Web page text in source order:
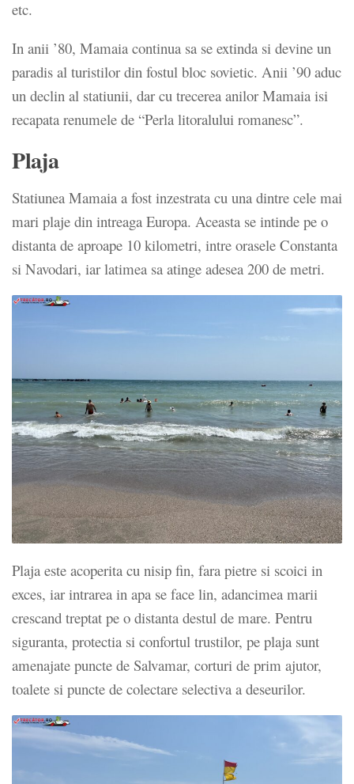
etc.
In anii ’80, Mamaia continua sa se extinda si devine un
paradis al turistilor din fostul bloc sovietic. Anii ’90 aduc
un declin al statiunii, dar cu trecerea anilor Mamaia isi
recapata renumele de “Perla litoralului romanesc”.
Plaja
Statiunea Mamaia a fost inzestrata cu una dintre cele mai
mari plaje din intreaga Europa. Aceasta se intinde pe o
distanta de aproape 10 kilometri, intre orasele Constanta
si Navodari, iar latimea sa atinge adesea 200 de metri.
Plaja este acoperita cu nisip fin, fara pietre si scoici in
exces, iar intrarea in apa se face lin, adancimea marii
crescand treptat pe o distanta destul de mare. Pentru
siguranta, protectia si confortul trustilor, pe plaja sunt
amenajate puncte de Salvamar, corturi de prim ajutor,
toalete si puncte de colectare selectiva a deseurilor.